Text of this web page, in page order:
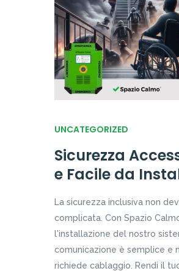
UNCATEGORIZED
Sicurezza
e Facile da
La sicurezza inclusiva non
complicata. Con Spazio
l'installazione del nostro
comunicazione è semplice e
richiede cablaggio. Rendi il